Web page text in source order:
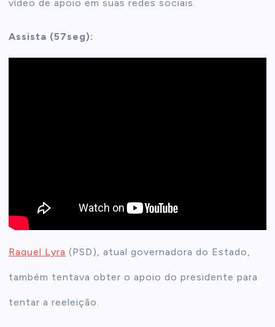
vídeo de apoio em suas redes sociais.
Assista (57seg):
Raquel Lyra (PSD), atual governadora do Estado,
também tentava obter o apoio do presidente para
tentar a reeleição.